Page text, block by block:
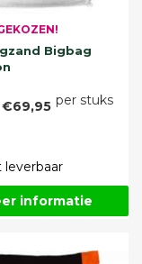
Bigbag
€69,95 per stuks
leverbaar
informatie